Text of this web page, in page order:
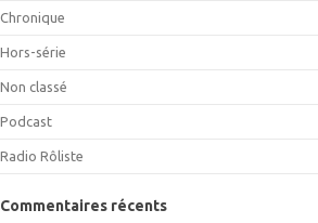
Chronique
Hors-série
Non classé
Podcast
Radio Rôliste
Commentaires récents